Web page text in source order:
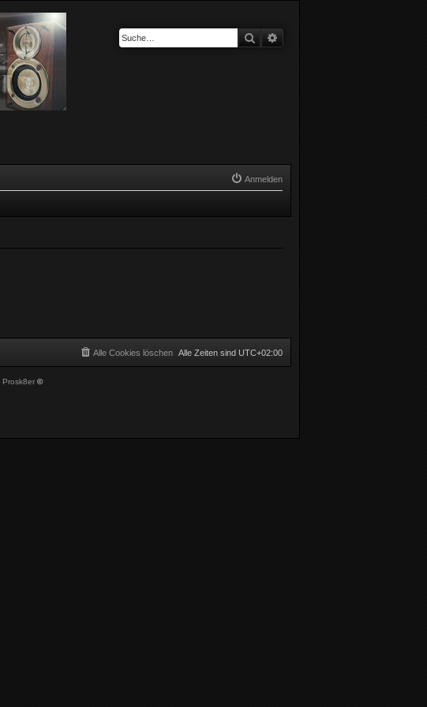
Suche
Anmelden
Alle Zeiten sind UTC+02:00
Alle Cookies löschen
Prosk8er©